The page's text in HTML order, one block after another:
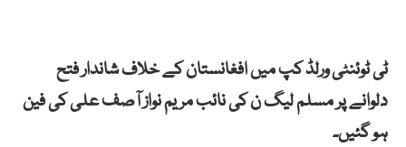
ٹی ٹوئنٹی ورلڈ کپ میں افغانستان کے خلاف شاندار فتح
دلوانے پر مسلم لیگ ن کی نائب مریم نواز آصف علی کی فین
ہو گئیں۔